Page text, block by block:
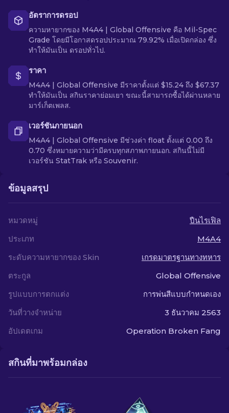
อัตราการดรอป
ความหายากของ M4A4 | Global Offensive คือ Mil-Spec
Grade โดยมีโอกาสดรอปประมาณ 79.92% เมื่อเปิดกล่อง ซึ่ง
ทำให้มันเป็น ดรอปทั่วไป.
ราคา
M4A4 | Global Offensive มีราคาตั้งแต่ $15.24 ถึง $67.37
ทำให้มันเป็น สกินราคาย่อมเยา ขณะนี้สามารถซื้อได้ผ่านหลาย
มาร์เก็ตเพลส.
เวอร์ชันภายนอก
M4A4 | Global Offensive มีช่วงค่า float ตั้งแต่ 0.00 ถึง
0.70 ซึ่งหมายความว่ามีครบทุกสภาพภายนอก. สกินนี้ไม่มี
เวอร์ชัน StatTrak หรือ Souvenir.
ข้อมูลสรุป
หมวดหมู่
ปืนไรเฟิล
ประเภท
M4A4
ระดับความหายากของ Skin
เกรดมาตรฐานทางทหาร
ตระกูล
Global Offensive
รูปแบบการตกแต่ง
การพ่นสีแบบกำหนดเอง
วันที่วางจำหน่าย
3 ธันวาคม 2563
อัปเดตเกม
Operation Broken Fang
สกินที่มาพร้อมกล่อง